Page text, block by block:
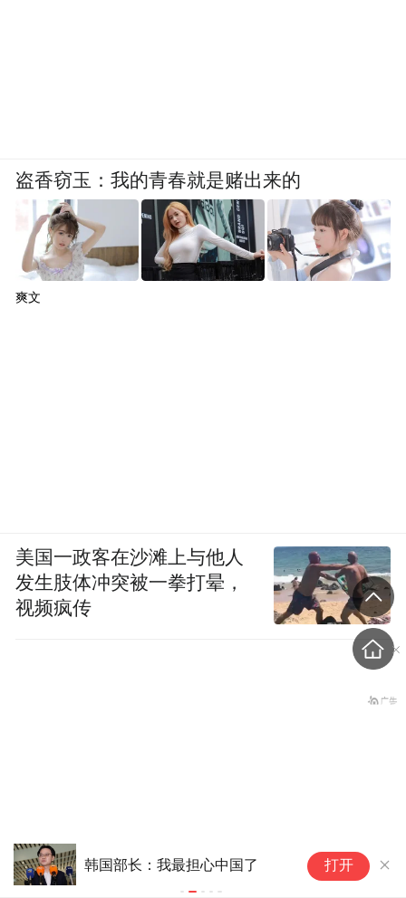
韩国部长：我最担心中国了
集成电路布
创板芯片设
打开
盗香窃玉：我的青春就是赌出来的
爽文
美国一政客在沙滩上与他人
发生肢体冲突被一拳打晕，
视频疯传
特朗普否认美国军火短缺，